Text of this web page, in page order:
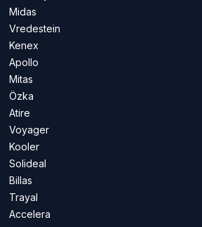
Midas
Vredestein
Kenex
Apollo
Mitas
Özka
Atire
Voyager
Kooler
Solideal
Billas
Trayal
Accelera